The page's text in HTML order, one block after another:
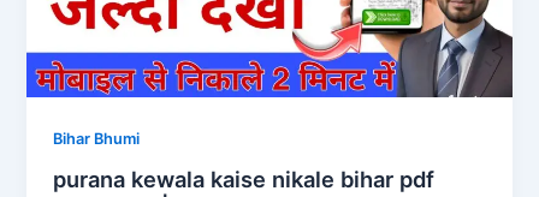
Bihar Bhumi
purana kewala kaise nikale bihar pdf